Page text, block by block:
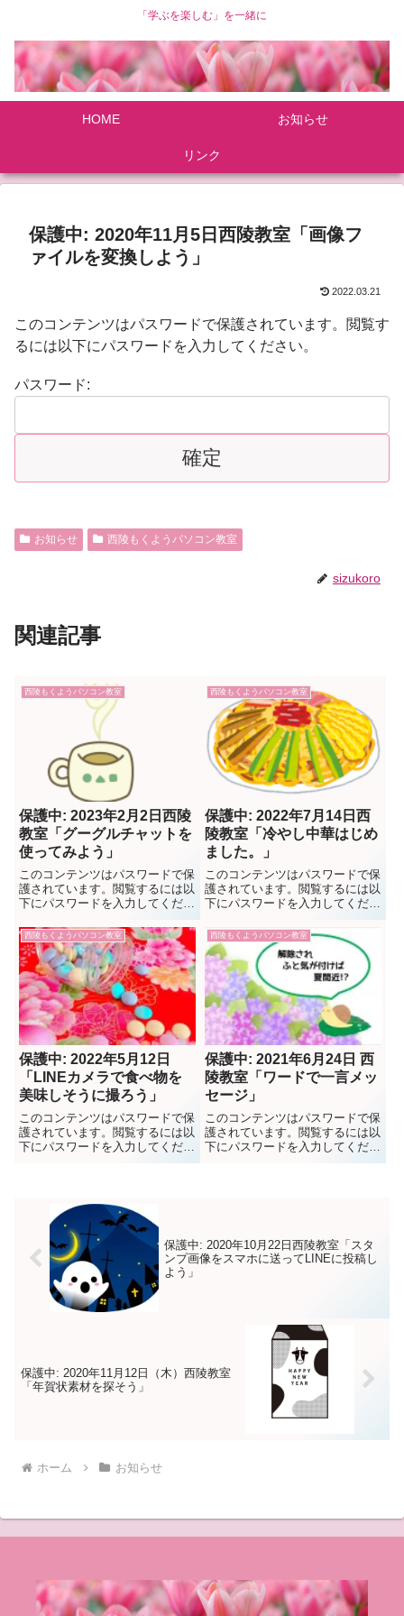
「学ぶを楽しむ」を一緒に
HOME お知らせ
リンク
保護中: 2020年11月5日西陵教室「画像フ
ァイルを変換しよう」
2022.03.21
このコンテンツはパスワードで保護されています。閲覧す
るには以下にパスワードを入力してください。
パスワード:
お知らせ 西陵もくようパソコン教室
sizukoro
関連記事
西陵もくようパソコン教室
保護中: 2023年2月2日西陵
教室「グーグルチャットを
使ってみよう」
このコンテンツはパスワードで保
護されています。閲覧するには以
下にパスワードを入力してくださ
西陵もくようパソコン教室
保護中: 2022年7月14日西
陵教室「冷やし中華はじめ
ました。」
このコンテンツはパスワードで保
護されています。閲覧するには以
下にパスワードを入力してくださ
西陵もくようパソコン教室
保護中: 2022年5月12日
「LINEカメラで食べ物を
美味しそうに撮ろう」
このコンテンツはパスワードで保
護されています。閲覧するには以
下にパスワードを入力してくださ
西陵もくようパソコン教室
保護中: 2021年6月24日 西
陵教室「ワードで一言メッ
セージ」
このコンテンツはパスワードで保
護されています。閲覧するには以
下にパスワードを入力してくださ
保護中: 2020年10月22日西陵教室「スタ
ンプ画像をスマホに送ってLINEに投稿し
よう」
保護中: 2020年11月12日（木）西陵教室
「年賀状素材を探そう」
ホーム お知らせ